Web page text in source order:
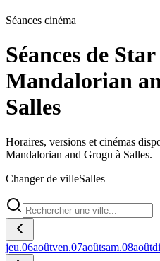
Séances cinéma
Séances de
Mandalorian
Salles
Horaires, versions et cinémas
Mandalorian and Grogu à Salles.
Changer de villeSalles
jeu.06aoûtven.07aoûtsam.08août